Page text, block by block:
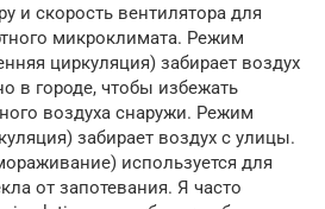
и скорость вентилятора для
микроклимата. Режим
циркуляция) забирает воздух
в городе, чтобы избежать
воздуха снаружи. Режим
забирает воздух с улицы.
используется для
от запотевания. Я часто